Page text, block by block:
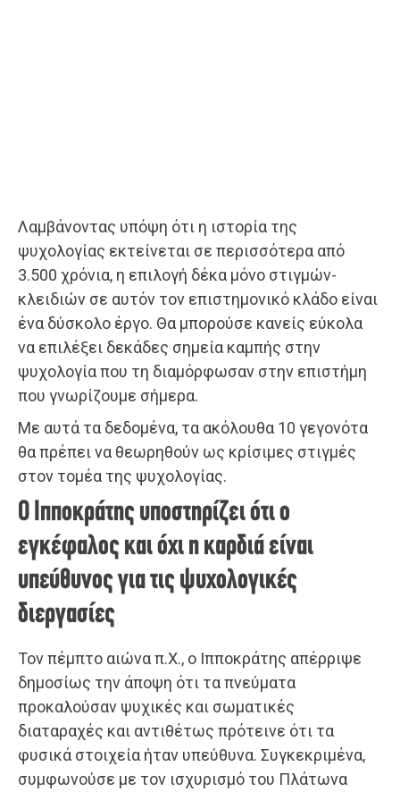
Λαμβάνοντας υπόψη ότι η ιστορία της
ψυχολογίας εκτείνεται σε περισσότερα από
3.500 χρόνια, η επιλογή δέκα μόνο στιγμών-
κλειδιών σε αυτόν τον επιστημονικό κλάδο είναι
ένα δύσκολο έργο. Θα μπορούσε κανείς εύκολα
να επιλέξει δεκάδες σημεία καμπής στην
ψυχολογία που τη διαμόρφωσαν στην επιστήμη
που γνωρίζουμε σήμερα.
Με αυτά τα δεδομένα, τα ακόλουθα 10 γεγονότα
θα πρέπει να θεωρηθούν ως κρίσιμες στιγμές
στον τομέα της ψυχολογίας.
Ο Ιπποκράτης υποστηρίζει ότι ο
εγκέφαλος και όχι η καρδιά είναι
υπεύθυνος για τις ψυχολογικές
διεργασίες
Τον πέμπτο αιώνα π.Χ., ο Ιπποκράτης απέρριψε
δημοσίως την άποψη ότι τα πνεύματα
προκαλούσαν ψυχικές και σωματικές
διαταραχές και αντιθέτως πρότεινε ότι τα
φυσικά στοιχεία ήταν υπεύθυνα. Συγκεκριμένα,
συμφωνούσε με τον ισχυρισμό του Πλάτωνα